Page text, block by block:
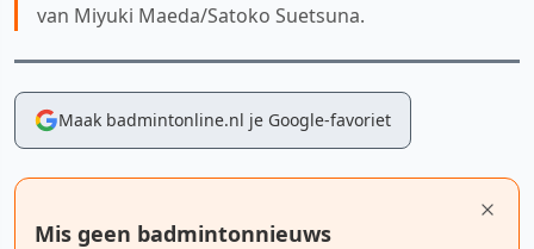
van Miyuki Maeda/Satoko Suetsuna.
Maak badmintonline.nl je Google-favoriet
Mis geen badmintonnieuws